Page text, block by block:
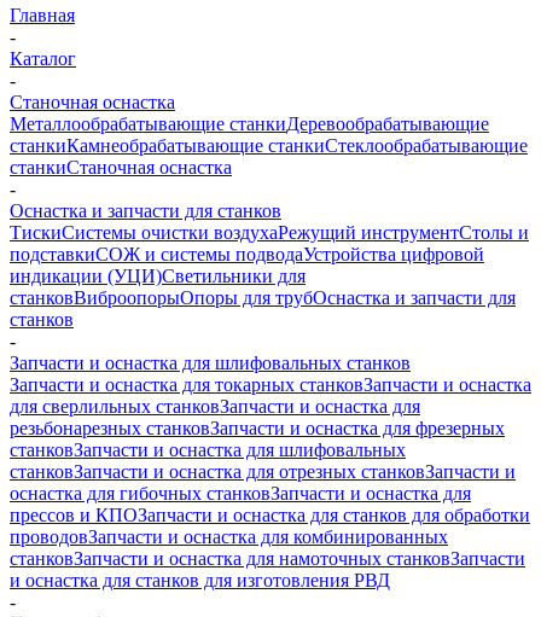
Главная
-
Каталог
-
Станочная оснастка
Металлообрабатывающие станкиДеревообрабатывающие
станкиКамнеобрабатывающие станкиСтеклообрабатывающие
станкиСтаночная оснастка
-
Оснастка и запчасти для станков
ТискиСистемы очистки воздухаРежущий инструментСтолы и
подставкиСОЖ и системы подводаУстройства цифровой
индикации (УЦИ)Светильники для
станковВиброопорыОпоры для трубОснастка и запчасти для
станков
-
Запчасти и оснастка для шлифовальных станков
Запчасти и оснастка для токарных станковЗапчасти и оснастка
для сверлильных станковЗапчасти и оснастка для
резьбонарезных станковЗапчасти и оснастка для фрезерных
станковЗапчасти и оснастка для шлифовальных
станковЗапчасти и оснастка для отрезных станковЗапчасти и
оснастка для гибочных станковЗапчасти и оснастка для
прессов и КПОЗапчасти и оснастка для станков для обработки
проводовЗапчасти и оснастка для комбинированных
станковЗапчасти и оснастка для намоточных станковЗапчасти
и оснастка для станков для изготовления РВД
-